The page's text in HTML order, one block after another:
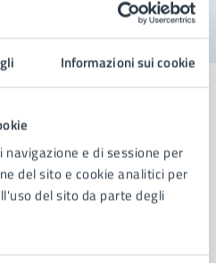
Informazioni sui cookie
e di sessione per
del sito e cookie analitici per
del sito da parte degli